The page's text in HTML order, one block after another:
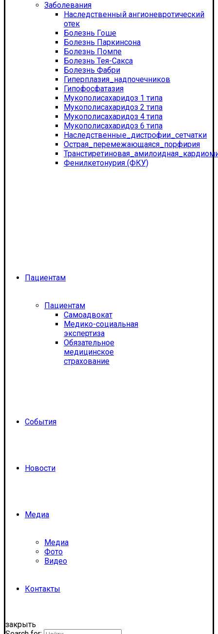
Заболевания
Наследственный ангионевротический
отек
Болезнь Гоше
Болезнь Паркинсона
Болезнь Помпе
Болезнь Тея-Сакса
Болезнь Фабри
Гиперплазия_надпочечников
Гипофосфатазия
Мукополисахаридоз 1 типа
Мукополисахаридоз 2 типа
Мукополисахаридоз 4 типа
Мукополисахаридоз 6 типа
Наследственные_дистрофии_сетчатки
Острая_перемежающаяся_порфирия
Фенилкетонурия (ФКУ)
Пациентам
Пациентам
Самоадвокат
Медико-социальная
экспертиза
Обязательное
медицинское
страхование
События
Новости
Медиа
Медиа
Фото
Видео
Контакты
закрыть